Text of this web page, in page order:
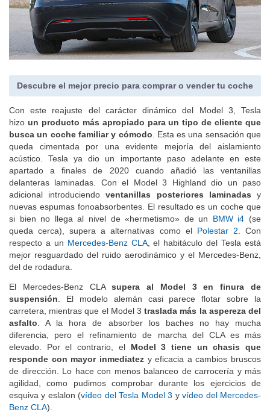
Descubre el mejor precio para comprar o vender tu coche
Con este reajuste del carácter dinámico del Model 3, Tesla
hizoun producto más apropiado para un tipo de cliente que
busca un coche familiar y cómodo. Esta es una sensación que
queda cimentada por una evidente mejoría del aislamiento
acústico. Tesla ya dio un importante paso adelante en este
apartado a finales de 2020 cuando añadió las ventanillas
delanteras laminadas. Con el Model 3 Highland dio un paso
adicional introduciendoventanillas posteriores laminadasy
nuevas espumas fonoabsorbentes. El resultado es un coche que
si bien no llega al nivel de «hermetismo» de unBMW i4 (se
queda cerca), supera a alternativas como elPolestar 2. Con
respecto a unMercedes-Benz CLA, el habitáculo del Tesla está
mejor resguardado del ruido aerodinámico y el Mercedes-Benz,
El Mercedes-Benz CLA
supera al Model 3 en finura de
suspensión. El modelo alemán casi parece flotar sobre la
carretera, mientras que el Model 3
traslada más la aspereza del
asfalto. A la hora de absorber los baches no hay mucha
diferencia, pero el refinamiento de marcha del CLA es más
elevado. Por el contrario, elModel 3 tiene un chasis que
responde con mayor inmediatez y eficacia a cambios bruscos
de dirección. Lo hace con menos balanceo de carrocería y más
agilidad, como pudimos comprobar durante los ejercicios de
esquiva y eslalon (